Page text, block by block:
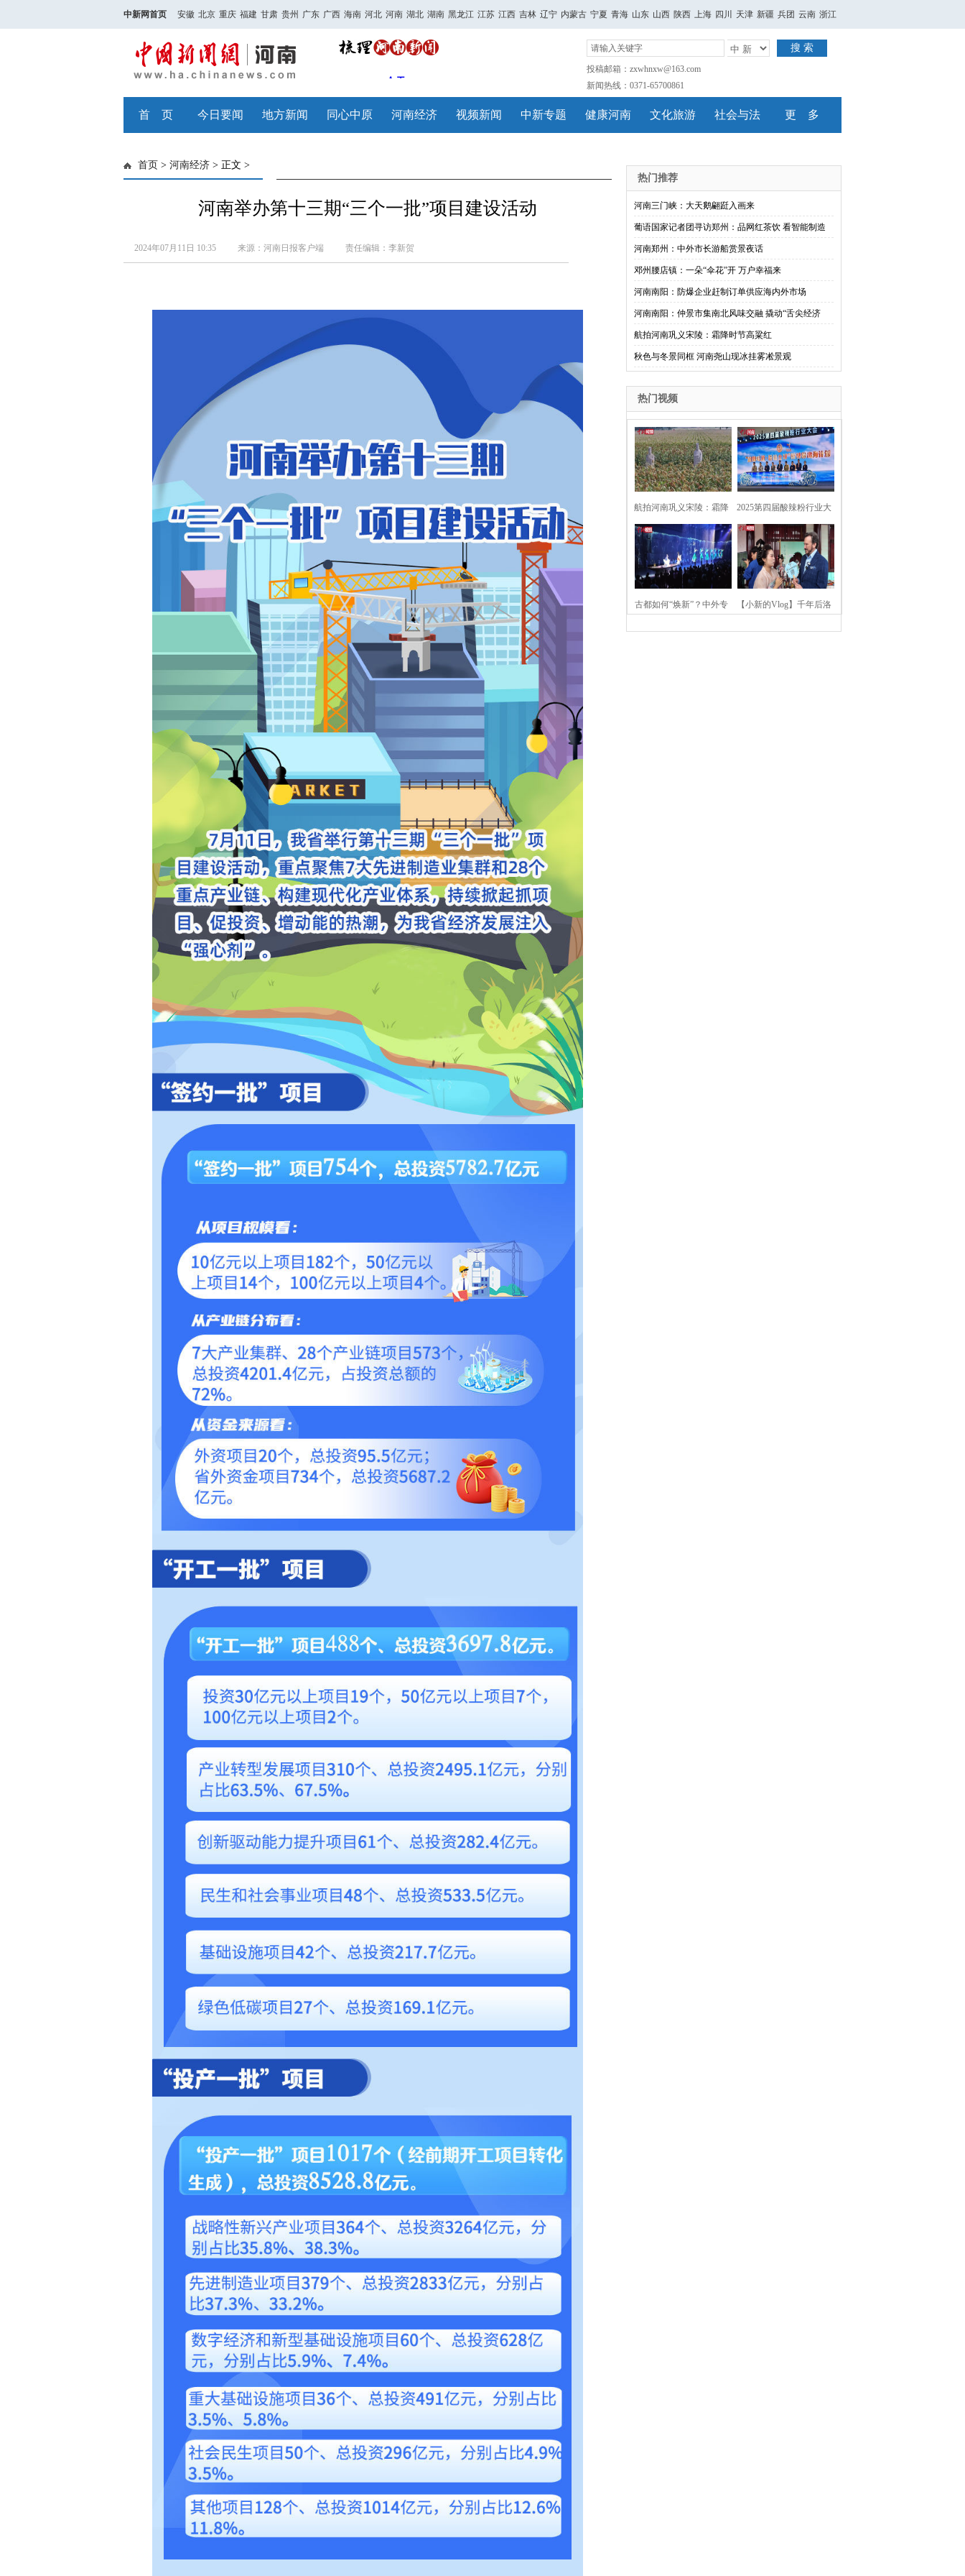
中新网首页 安徽 北京 重庆 福建 甘肃 贵州 广东 广西 海南 河北 河南 湖北 湖南 黑龙江 江苏 江西 吉林 辽宁 内蒙古 宁夏 青海 山东 山西 陕西 上海 四川 天津 新疆 兵团 云南 浙江
搜 索
投稿邮箱：zxwhnxw@163.com
新闻热线：0371-65700861
首 页 今日要闻 地方新闻 同心中原 河南经济 视频新闻 中新专题 健康河南 文化旅游 社会与法 更 多
首页 > 河南经济 > 正文 >
河南举办第十三期“三个一批”项目建设活动
2024年07月11日 10:35 来源：河南日报客户端 责任编辑：李新贺
热门推荐
河南三门峡：大天鹅翩跹入画来
葡语国家记者团寻访郑州：品网红茶饮 看智能制造
河南郑州：中外市长游船赏景夜话
邓州腰店镇：一朵“伞花”开 万户幸福来
河南南阳：防爆企业赶制订单供应海内外市场
河南南阳：仲景市集南北风味交融 撬动“舌尖经济
航拍河南巩义宋陵：霜降时节高粱红
秋色与冬景同框 河南尧山现冰挂雾凇景观
热门视频
航拍河南巩义宋陵：霜降
时节高粱红
2025第四届酸辣粉行业大
会在河南开封举行
古都如何“焕新”？中外专 【小新的Vlog】千年后洛